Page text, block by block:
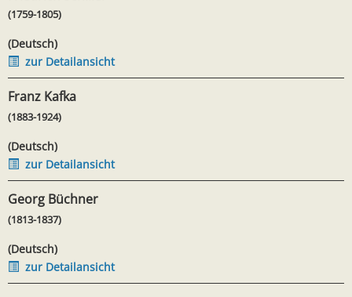
(1759-1805)
(Deutsch)
zur Detailansicht
Franz Kafka
(1883-1924)
(Deutsch)
zur Detailansicht
Georg Büchner
(1813-1837)
(Deutsch)
zur Detailansicht